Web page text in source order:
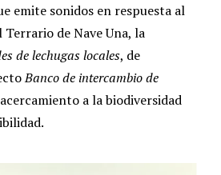
emite sonidos en respuesta al
de Nave Una, la
de lechugas locales, de
Banco de intercambio de
a la biodiversidad